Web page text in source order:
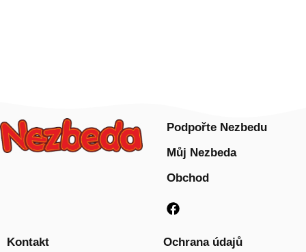
Podpořte Nezbedu
Můj Nezbeda
Obchod
Kontakt Ochrana údajů